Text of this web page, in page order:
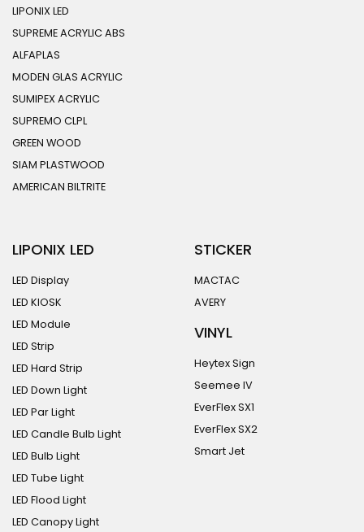
LIPONIX LED
SUPREME ACRYLIC ABS
ALFAPLAS
MODEN GLAS ACRYLIC
SUMIPEX ACRYLIC
SUPREMO CLPL
GREEN WOOD
SIAM PLASTWOOD
AMERICAN BILTRITE
LIPONIX LED
LED Display
LED KIOSK
LED Module
LED Strip
LED Hard Strip
LED Down Light
LED Par Light
LED Candle Bulb Light
LED Bulb Light
LED Tube Light
LED Flood Light
LED Canopy Light
STICKER
MACTAC
AVERY
VINYL
Heytex Sign
Seemee IV
EverFlex SX1
EverFlex SX2
Smart Jet